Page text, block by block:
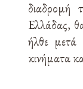
διαδρομή
Ελλάδας,
ήλθε μετά
κινήματα